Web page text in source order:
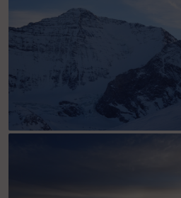
Plutôt le couloir en S?